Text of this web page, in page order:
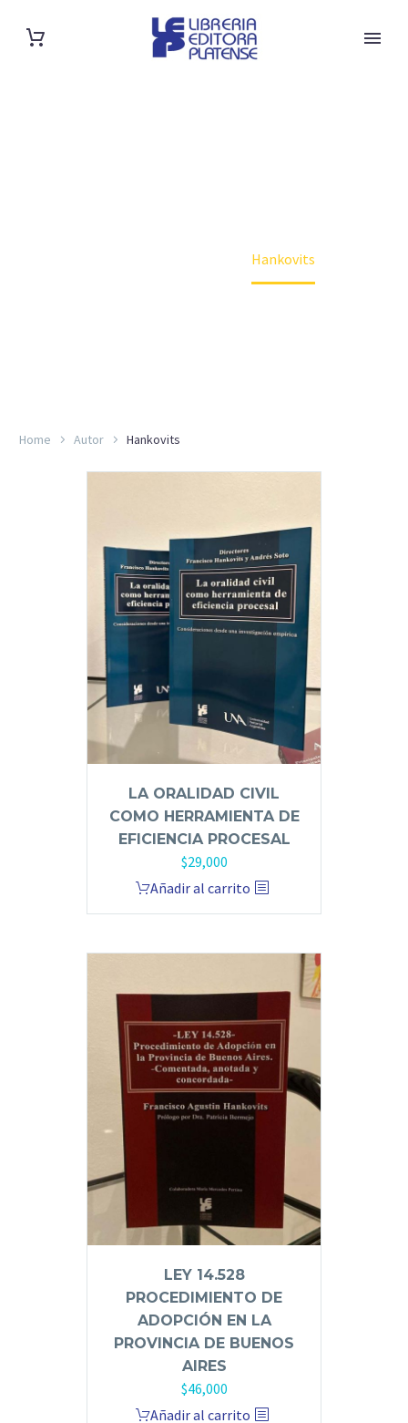
Hankovits
Home Autor Hankovits
LA ORALIDAD CIVIL
COMO HERRAMIENTA DE
EFICIENCIA PROCESAL
$29,000
Añadir al carrito
LEY 14.528
PROCEDIMIENTO DE
ADOPCIÓN EN LA
PROVINCIA DE BUENOS
AIRES
$46,000
Añadir al carrito